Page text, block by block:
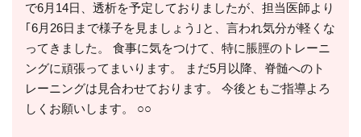
で6月14日、透析を予定しておりましたが、担当医師より
｢6月26日まで様子を見ましょう｣と、言われ気分が軽くな
ってきました。 食事に気をつけて、特に脹脛のトレーニ
ングに頑張ってまいります。 まだ5月以降、脊髄へのト
レーニングは見合わせております。 今後ともご指導よろ
しくお願いします。 ○○